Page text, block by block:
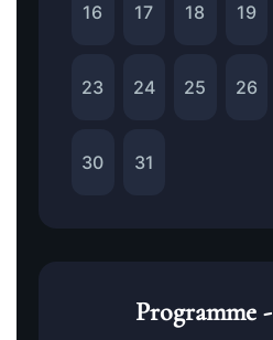
16 17 18 19
23 24 25 26
30 31
Programme -